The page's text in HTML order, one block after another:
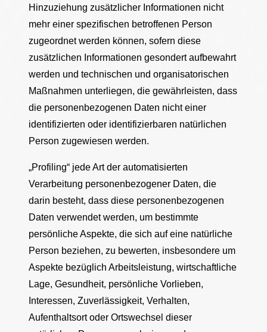
Hinzuziehung zusätzlicher Informationen nicht
mehr einer spezifischen betroffenen Person
zugeordnet werden können, sofern diese
zusätzlichen Informationen gesondert aufbewahrt
werden und technischen und organisatorischen
Maßnahmen unterliegen, die gewährleisten, dass
die personenbezogenen Daten nicht einer
identifizierten oder identifizierbaren natürlichen
Person zugewiesen werden.
„Profiling“ jede Art der automatisierten
Verarbeitung personenbezogener Daten, die
darin besteht, dass diese personenbezogenen
Daten verwendet werden, um bestimmte
persönliche Aspekte, die sich auf eine natürliche
Person beziehen, zu bewerten, insbesondere um
Aspekte bezüglich Arbeitsleistung, wirtschaftliche
Lage, Gesundheit, persönliche Vorlieben,
Interessen, Zuverlässigkeit, Verhalten,
Aufenthaltsort oder Ortswechsel dieser